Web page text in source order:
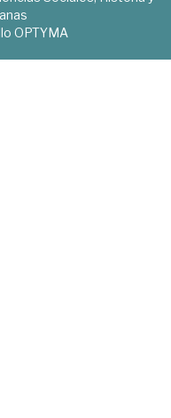
OPTYMA